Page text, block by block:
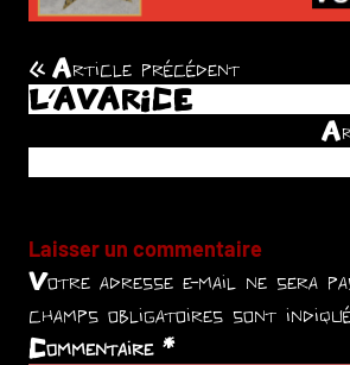
Navigation
de
Article précédent
L’AVARICE
Laisser un commentaire
Votre adresse e-mail ne sera
champs obligatoires sont
Commentaire *